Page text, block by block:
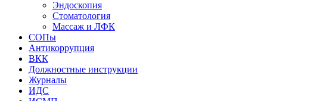
Эндоскопия
Стоматология
Массаж и ЛФК
СОПы
Антикоррупция
ВКК
Должностные инструкции
Журналы
ИДС